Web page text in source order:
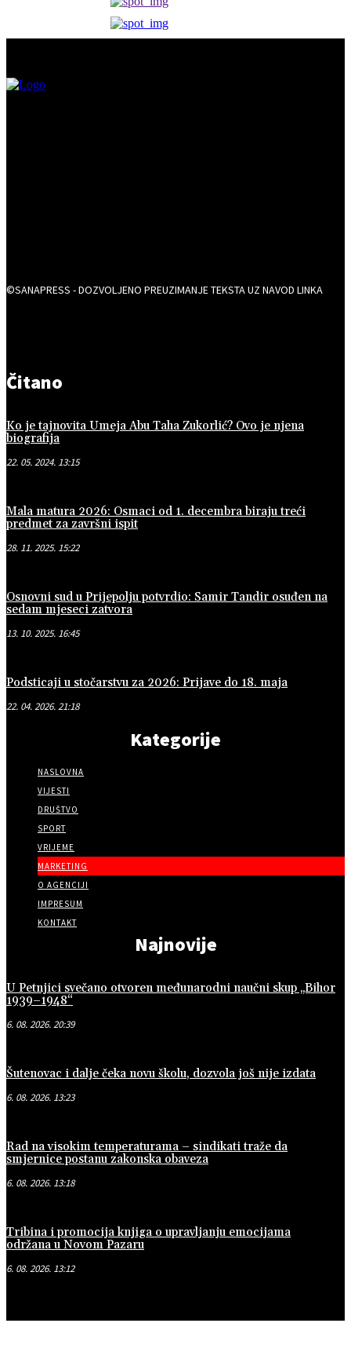
©SANAPRESS - DOZVOLJENO PREUZIMANJE TEKSTA UZ NAVOD LINKA
Čitano
Ko je tajnovita Umeja Abu Taha Zukorlić? Ovo je njena
biografija
22. 05. 2024. 13:15
Mala matura 2026: Osmaci od 1. decembra biraju treći
predmet za završni ispit
28. 11. 2025. 15:22
Osnovni sud u Prijepolju potvrdio: Samir Tandir osuđen na
sedam mjeseci zatvora
13. 10. 2025. 16:45
Podsticaji u stočarstvu za 2026: Prijave do 18. maja
22. 04. 2026. 21:18
Kategorije
NASLOVNA
VIJESTI
DRUŠTVO
SPORT
VRIJEME
MARKETING
O AGENCIJI
IMPRESUM
KONTAKT
Najnovije
U Petnjici svečano otvoren međunarodni naučni skup „Bihor
1939–1948“
6. 08. 2026. 20:39
Šutenovac i dalje čeka novu školu, dozvola još nije izdata
6. 08. 2026. 13:23
Rad na visokim temperaturama – sindikati traže da
smjernice postanu zakonska obaveza
6. 08. 2026. 13:18
Tribina i promocija knjiga o upravljanju emocijama
održana u Novom Pazaru
6. 08. 2026. 13:12